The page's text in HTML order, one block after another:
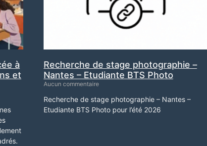
à
et
Recherche de stage photographie –
Nantes – Etudiante BTS Photo
Aucun commentaire
Recherche de stage photographie – Nantes –
Etudiante BTS Photo pour l’été 2026